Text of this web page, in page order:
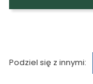
Podziel się z innymi: